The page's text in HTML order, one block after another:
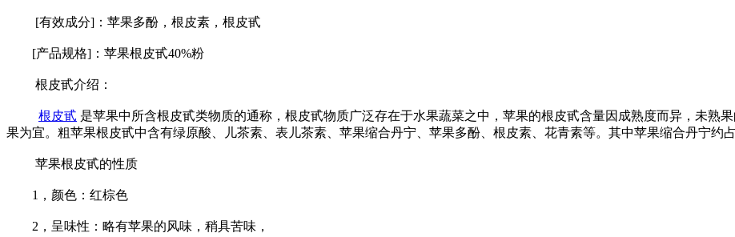
[有效成分]：苹果多酚，根皮素，根皮甙
[产品规格]：苹果根皮甙40%粉
根皮甙介绍：
根皮甙 是苹果中所含根皮甙类物质的通称，根皮甙物质广泛存在于水果蔬菜之中，苹果的根皮甙含量因成熟度而异，未熟
果为宜。粗苹果根皮甙中含有绿原酸、儿茶素、表儿茶素、苹果缩合丹宁、苹果多酚、根皮素、花青素等。其中苹果缩合丹宁约
苹果根皮甙的性质
1，颜色：红棕色
2，呈味性：略有苹果的风味，稍具苦味，